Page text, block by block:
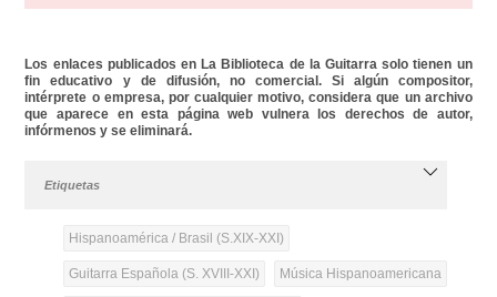
Área personal Reproductor
Los enlaces publicados en La Biblioteca de la Guitarra solo tienen un
fin educativo y de difusión, no comercial. Si algún compositor,
intérprete o empresa, por cualquier motivo, considera que un archivo
que aparece en esta página web vulnera los derechos de autor,
infórmenos y se eliminará.
Etiquetas
Hispanoamérica / Brasil (S.XIX-XXI)
Guitarra Española (S. XVIII-XXI) Música Hispanoamericana